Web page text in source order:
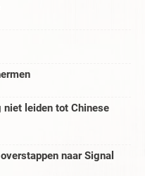
leiden tot Chinese
naar Signal